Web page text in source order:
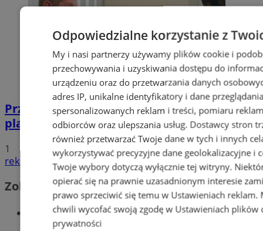
Przyszłość Wodzisławia Śląskiego:
planowane inwestycje na 2025 rok
1
reklama
Zobacz również
Wiadomości kryminalne w Wodzisławiu
Odpowiedzialne korzystanie z
My i nasi partnerzy używamy plików cookie i
przechowywania i uzyskiwania dostępu do
urządzeniu oraz do przetwarzania danych
adres IP, unikalne identyfikatory i dane
spersonalizowanych reklam i treści, pomiaru
odbiorców oraz ulepszania usług. Dostawcy stron
również przetwarzać Twoje dane w tych i innych
wykorzystywać precyzyjne dane geolokalizacyjne i
Twoje wybory dotyczą wyłącznie tej witryny.
opierać się na prawnie uzasadnionym interesie
prawo sprzeciwić się temu w Ustawieniach reklam.
chwili wycofać swoją zgodę w Ustawieniach plików
prywatności